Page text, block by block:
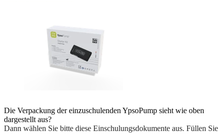
Die Verpackung der einzuschulenden YpsoPump sieht wie oben
dargestellt aus?
Dann wählen Sie bitte diese Einschulungsdokumente aus. Füllen Sie